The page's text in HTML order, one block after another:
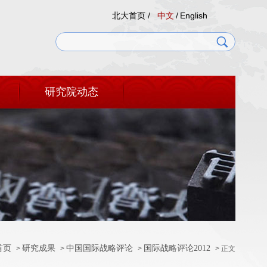
北大首页 / 中文 / English
研究院动态
页 > 研究成果 > 中国国际战略评论 > 国际战略评论2012 > 正文